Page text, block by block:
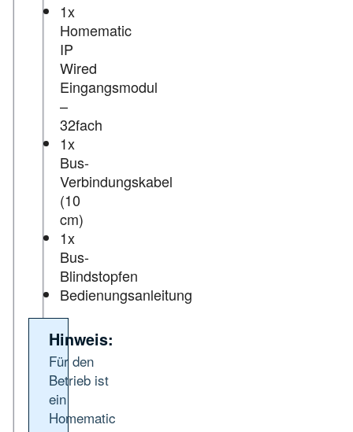
1x
Homematic
IP
Wired
Eingangsmodul
–
32fach
1x
Bus-
Verbindungskabel
(10
cm)
1x
Bus-
Blindstopfen
Bedienungsanleitung
Hinweis:
Für den
Betrieb ist
ein
Homematic